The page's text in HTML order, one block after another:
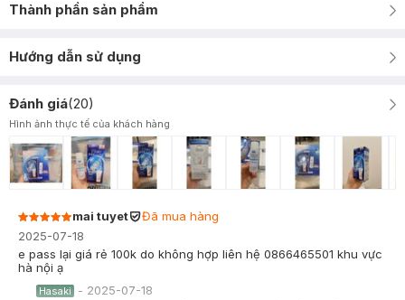
Thành phần sản phẩm
Hướng dẫn sử dụng
Đánh giá(20)
Hình ảnh thực tế của khách hàng
mai tuyet
Đã mua hàng
2025-07-18
e pass lại giá rẻ 100k do không hợp liên hệ 0866465501 khu vực
hà nội ạ
Hasaki - 2025-07-18